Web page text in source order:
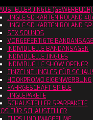
JINGLE (GEWERBLICH)
JINGLE SD KARTEN ROLAND
JINGLE SD KARTEN ROLAND
SFX SOUNDS
VORGEFERTIGTE
INDIVIDUELLE BANDANSAGEN
INDIVIDUELLE JINGLES
INDIVIDUELLE SHOW OPENER
EINZELNE JINGLES FÜR
HOOKPROMO EIGENWERBUNG
FAHRGESCHÄFT SPIELE
JINGLEPAKETE
SCHAUSTELLER SPARPAKETE
FÜR SCHAUSTELLER